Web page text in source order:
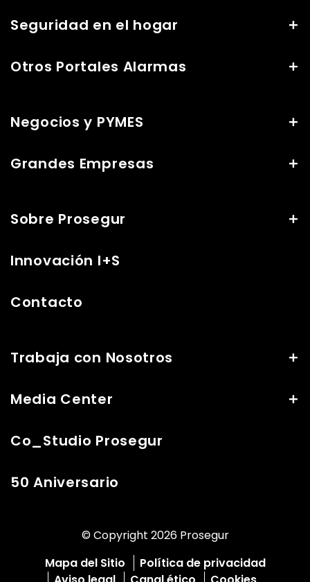
Seguridad en el hogar
Otros Portales Alarmas
Negocios y PYMES
Grandes Empresas
Sobre Prosegur
Innovación I+S
Contacto
Trabaja con Nosotros
Media Center
Co_Studio Prosegur
50 Aniversario
© Copyright 2026 Prosegur
Mapa del Sitio
Política de privacidad